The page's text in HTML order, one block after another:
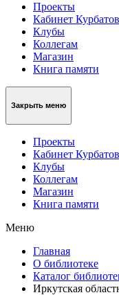
Проекты
Кабинет
Клубы
Коллегам
Магазин
Книга памяти
Закрыть меню
Проекты
Кабинет
Клубы
Коллегам
Магазин
Книга памяти
Меню
Главная
О библиотеке
Каталог
Иркутская